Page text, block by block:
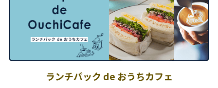
ランチパック de おうちカフェ